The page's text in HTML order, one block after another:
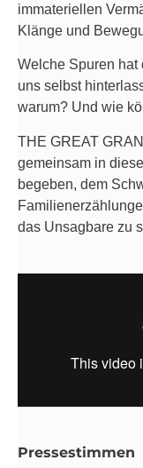
immateriellen
Klänge und
Welche Spuren hat
uns selbst
warum? Und wie
THE GREAT
gemeinsam in
begeben, dem
das Unsagbare zu
Pressestimmen